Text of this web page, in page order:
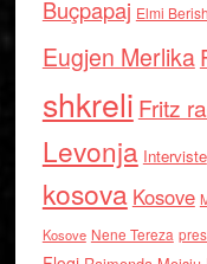
Buçpapaj Elmi
Eugjen Merlika
shkreli Fritz
Levonja Interviste
kosova Kosove
Kosove Nene Tereza